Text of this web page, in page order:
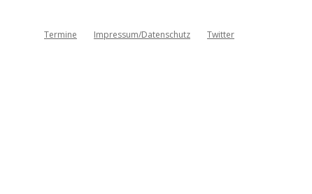
Termine Impressum/Datenschutz Twitter